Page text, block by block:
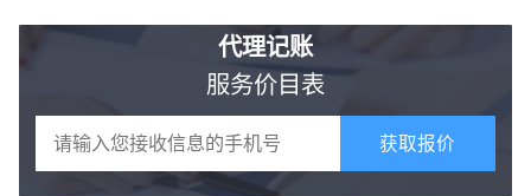
代理记账
服务价目表
获取报价